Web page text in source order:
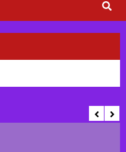
Fokus Kualitas